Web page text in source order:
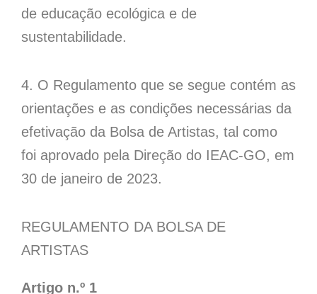
de educação ecológica e de
sustentabilidade.
4. O Regulamento que se segue contém as
orientações e as condições necessárias da
efetivação da Bolsa de Artistas, tal como
foi aprovado pela Direção do IEAC-GO, em
30 de janeiro de 2023.
REGULAMENTO DA BOLSA DE
ARTISTAS
Artigo n.º 1